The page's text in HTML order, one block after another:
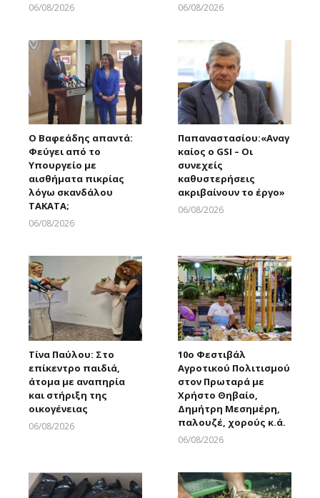
06/08/2026
06/08/2026
Ο Βαφεάδης απαντά:
Φεύγει από το
Υπουργείο με
αισθήματα πικρίας
λόγω σκανδάλου
ΤΑΚΑΤΑ;
06/08/2026
Παπαναστασίου:«Αναγ
καίος ο GSI – Οι
συνεχείς
καθυστερήσεις
ακριβαίνουν το έργο»
06/08/2026
Τίνα Παύλου: Στο
επίκεντρο παιδιά,
άτομα με αναπηρία
και στήριξη της
οικογένειας
06/08/2026
10ο Φεστιβάλ
Αγροτικού Πολιτισμού
στον Πρωταρά με
Χρήστο Θηβαίο,
Δημήτρη Μεσημέρη,
παλουζέ, χορούς κ.ά.
06/08/2026